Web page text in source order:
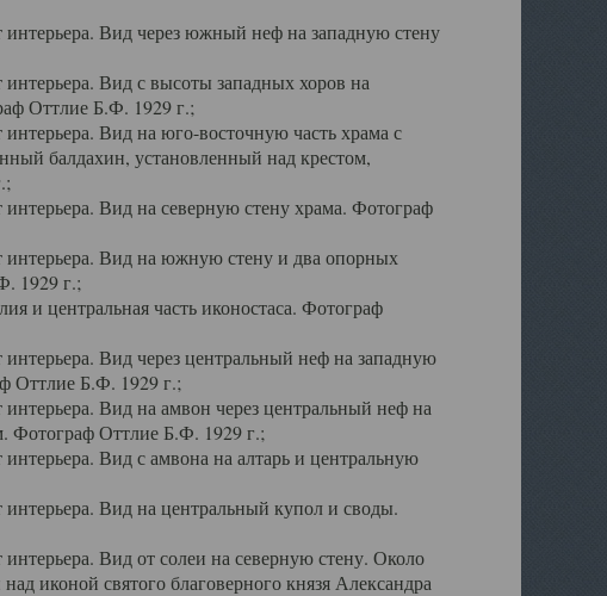
Вид через южный неф на западную стену
Вид с высоты западных хоров на
Оттлие Б.Ф. 1929 г.;
Вид на юго-восточную часть храма с
балдахин, установленный над крестом,
Вид на северную стену храма. Фотограф
Вид на южную стену и два опорных
1929 г.;
и центральная часть иконостаса. Фотограф
Вид через центральный неф на западную
Оттлие Б.Ф. 1929 г.;
Вид на амвон через центральный неф на
Фотограф Оттлие Б.Ф. 1929 г.;
Вид с амвона на алтарь и центральную
Вид на центральный купол и своды.
Вид от солеи на северную стену. Около
иконой святого благоверного князя Александра